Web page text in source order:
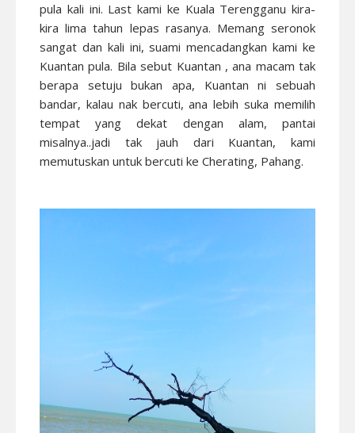
pula kali ini. Last kami ke Kuala Terengganu kira-
kira lima tahun lepas rasanya. Memang seronok
sangat dan kali ini, suami mencadangkan kami ke
Kuantan pula. Bila sebut Kuantan , ana macam tak
berapa setuju bukan apa, Kuantan ni sebuah
bandar, kalau nak bercuti, ana lebih suka memilih
tempat yang dekat dengan alam, pantai
misalnya..jadi tak jauh dari Kuantan, kami
memutuskan untuk bercuti ke Cherating, Pahang.